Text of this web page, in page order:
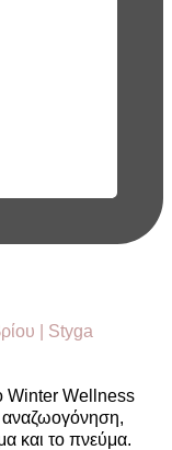
| Styga
Winter Wellness
αναζωογόνηση,
και το πνεύμα.